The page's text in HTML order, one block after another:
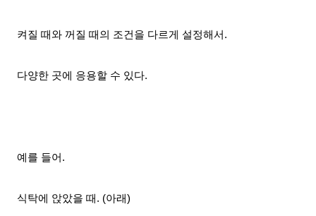
켜질 때와 꺼질 때의 조건을 다르게 설정해서.
다양한 곳에 응용할 수 있다.
예를 들어.
식탁에 앉았을 때. (아래)